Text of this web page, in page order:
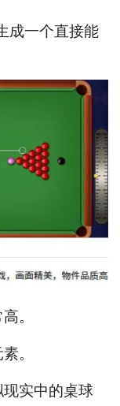
成一个直接能
。
。
实中的桌球